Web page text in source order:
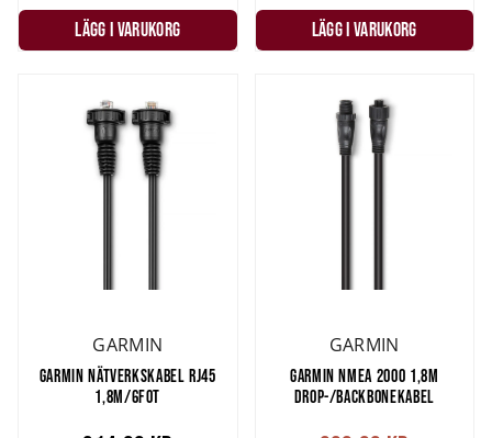
LÄGG I VARUKORG LÄGG I VARUKORG
GARMIN
GARMIN NÄTVERKSKABEL RJ45
1,8M/6FOT
GARMIN
GARMIN NMEA 2000 1,8M
DROP-/BACKBONEKABEL